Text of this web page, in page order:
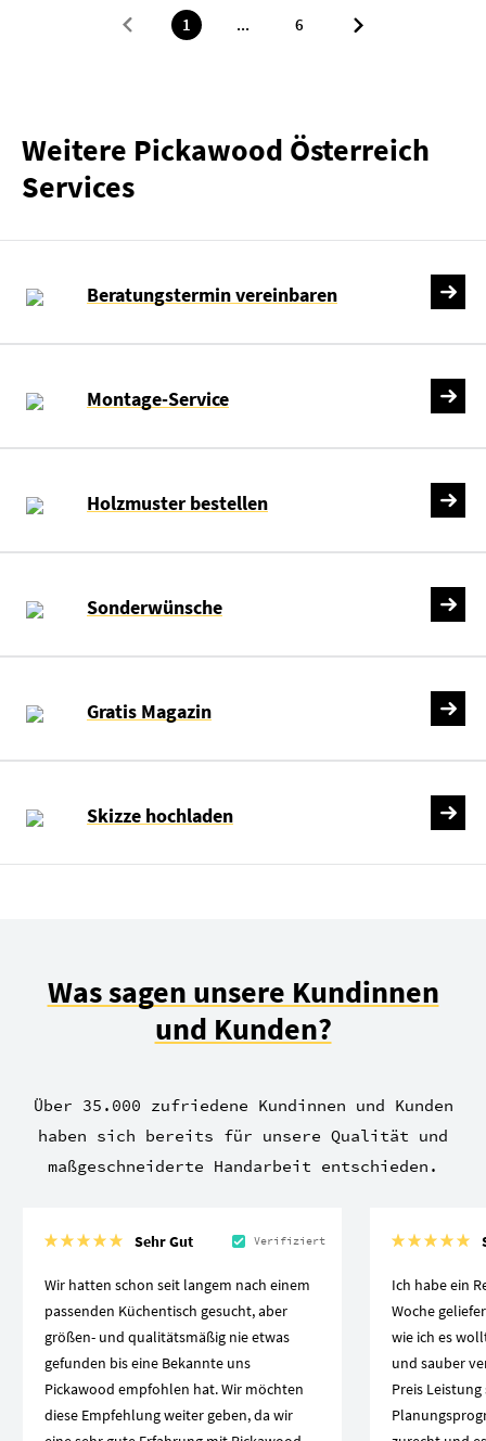
1 ... 6
Weitere Pickawood Österreich
Services
Beratungstermin vereinbaren
Montage-Service
Holzmuster bestellen
Sonderwünsche
Gratis Magazin
Skizze hochladen
Was sagen unsere Kundinnen
und Kunden?
Über 35.000 zufriedene Kundinnen und Kunden
haben sich bereits für unsere Qualität und
maßgeschneiderte Handarbeit entschieden.
Sehr Gut Verifiziert
Wir hatten schon seit langem nach einem
passenden Küchentisch gesucht, aber
größen- und qualitätsmäßig nie etwas
gefunden bis eine Bekannte uns
Pickawood empfohlen hat. Wir möchten
diese Empfehlung weiter geben, da wir
Ich habe ein
Woche
wie ich es
und sauber
Preis